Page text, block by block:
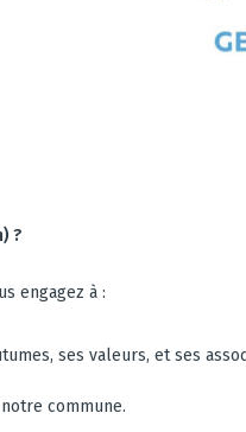
?
engagez à :
ses valeurs, et ses
commune.